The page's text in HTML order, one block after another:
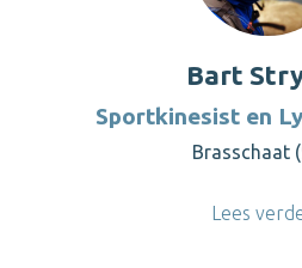
Bart
Sportkinesist en
Brasschaat
Lees